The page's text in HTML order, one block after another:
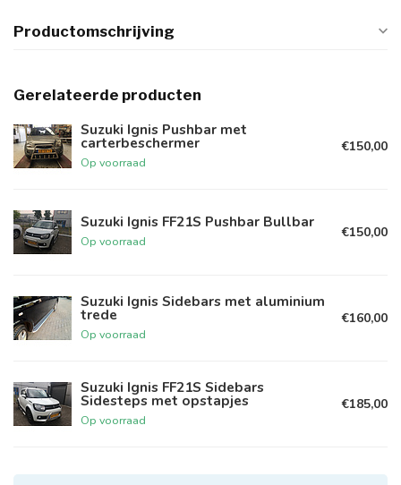
Productomschrijving
Gerelateerde producten
Suzuki Ignis Pushbar met
carterbeschermer
Op voorraad
€150,00
Suzuki Ignis FF21S Pushbar Bullbar
Op voorraad
€150,00
Suzuki Ignis Sidebars met aluminium
trede
Op voorraad
€160,00
Suzuki Ignis FF21S Sidebars
Sidesteps met opstapjes
Op voorraad
€185,00